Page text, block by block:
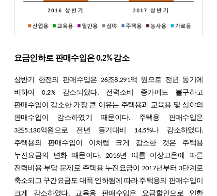
요금인하로 판매수입은 0.2% 감소
상반기 한전의 판매수입은 26조8,291억 원으로 전년 동기에
비하여 0.2% 감소되었다. 전력소비 증가에도 불구하고
판매수입이 감소한 가장 큰 이유는 주택용과 교육용 및 심야의
판매수입이 감소하였기 때문이다. 주택용 판매수입은
3조5,130억원으로 전년 동기대비 14.5%나 감소하였다.
주택용의 판매수입이 이처럼 크게 감소한 것은 주택용
누진요금의 변화 때문이다. 2016년 여름 이상고온에 따른
전력비용 부담 문제로 주택용 누진요금이 2017년부터 3단계로
축소되고 구간요금도 대폭 인하됨에 따라 주택용의 판매수입이
크게 감소하였다. 교육용 판매수입은 요금할인으로 인한